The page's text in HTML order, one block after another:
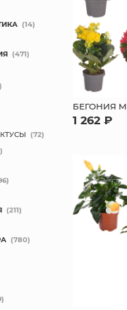
БЕГОНИЯ
1 262 ₽
(14)
(471)
(72)
(211)
(780)